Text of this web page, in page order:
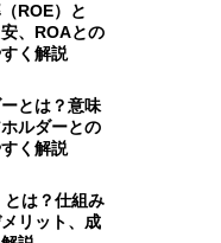
ROE）と
、ROAとの
く解説
とは？意味
ルダーとの
く解説
は？仕組み
リット、成